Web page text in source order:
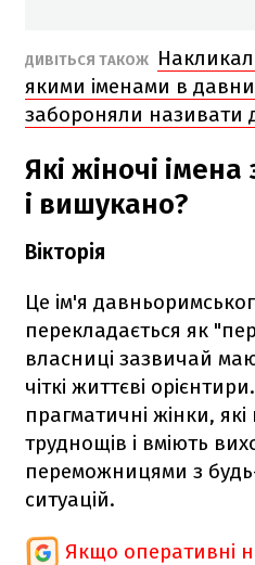
ДИВІТЬСЯ ТАКОЖ
якими іменами в
забороняли називати
Які жіночі
і вишукано?
Вікторія
Це ім'я
перекладається як
власниці зазвичай
чіткі життєві
прагматичні жінки, які
труднощів і вміють
переможницями з
ситуацій.
Якщо оперативні